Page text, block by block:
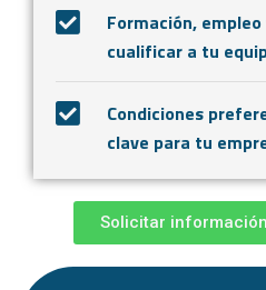
Formación,
cualificar a tu
Condiciones
clave para tu
Solicitar